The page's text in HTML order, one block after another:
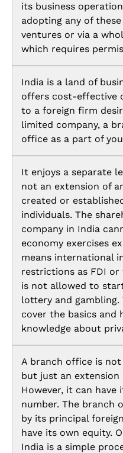
its business
adopting any of
ventures or via a
which requires
India is a land of
offers cost-effective
to a foreign firm
limited company, a
office as a part of
It enjoys a separate
not an extension of
created or
individuals. The
company in India
economy exercises
means international
restrictions as FDI
is not allowed to
lottery and gambling.
cover the basics and
knowledge about
A branch office is
but just an extension
However, it can have
number. The branch
by its principal
have its own equity.
India is a simple